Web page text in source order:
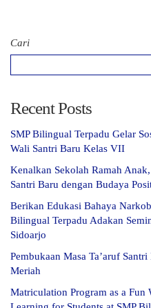
Cari
Recent Posts
SMP Bilingual Terpadu Gelar
Wali Santri Baru Kelas VII
Kenalkan Sekolah Ramah
Santri Baru dengan Budaya
Berikan Edukasi Bahaya
Bilingual Terpadu Adakan
Sidoarjo
Pembukaan Masa Ta’aruf
Meriah
Matriculation Program as a Fun